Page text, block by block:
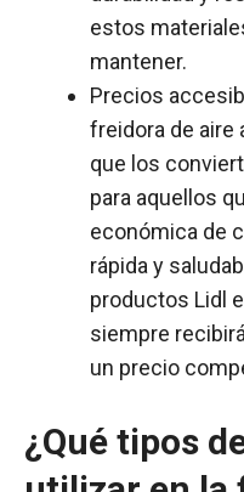
estos
mantener.
Precios
freidora de aire
que los
para aquellos
económica de
rápida y
productos Lidl
siempre
un precio
¿Qué tipos